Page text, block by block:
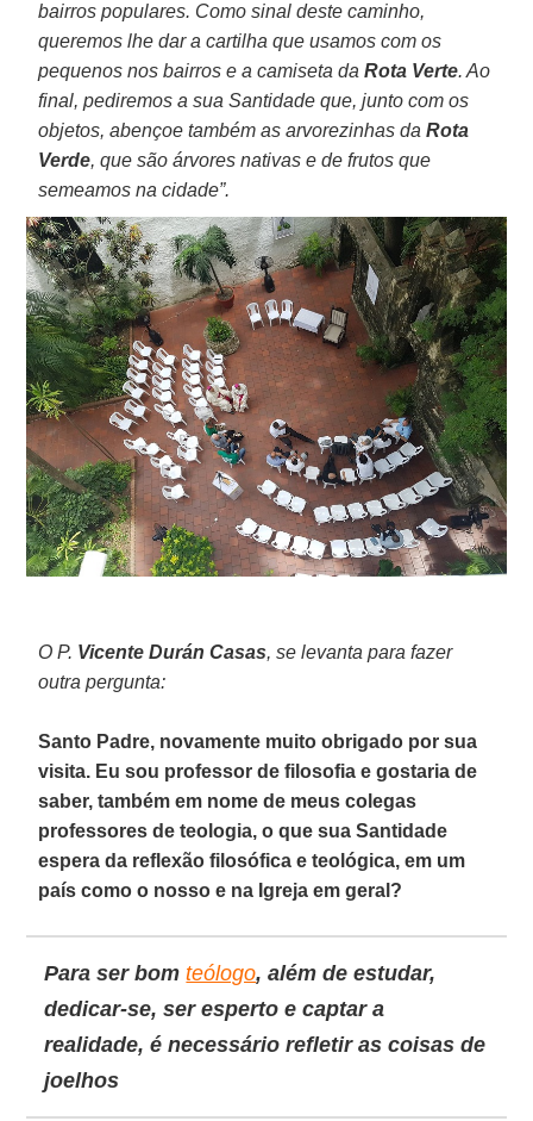
bairros populares. Como sinal deste caminho,
queremos lhe dar a cartilha que usamos com os
pequenos nos bairros e a camiseta daRota Verte. Ao
final, pediremos a sua Santidade que, junto com os
objetos, abençoe também as arvorezinhas daRota
Verde, que são árvores nativas e de frutos que
semeamos na cidade”.
O P. Vicente Durán Casas, se levanta para fazer
outra pergunta:
Santo Padre, novamente muito obrigado por sua
visita. Eu sou professor de filosofia e gostaria de
saber, também em nome de meus colegas
professores de teologia, o que sua Santidade
espera da reflexão filosófica e teológica, em um
país como o nosso e na Igreja em geral?
Para ser bomteólogo, além de estudar,
dedicar-se, ser esperto e captar a
realidade, é necessário refletir as coisas de
joelhos